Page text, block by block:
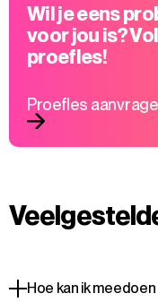
Wil je eens
voor jou is?
proefles!
Proefles
Hoe kan ik